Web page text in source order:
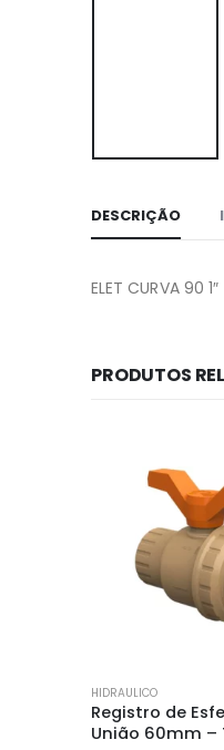
DESCRIÇÃO
ELET CURVA 90 1″
PRODUTOS
HIDRAULICO
Registro de
União 60mm –